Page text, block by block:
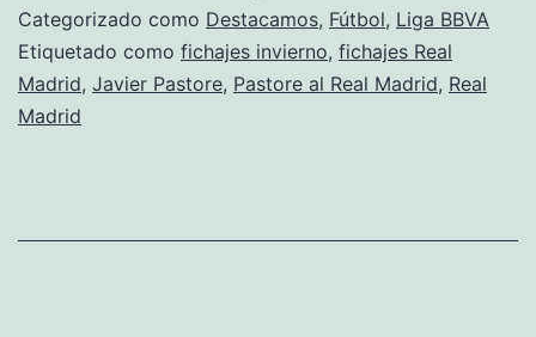
Categorizado como Destacamos, Fútbol, Liga BBVA
Etiquetado como fichajes invierno, fichajes Real
Madrid, Javier Pastore, Pastore al Real Madrid, Real
Madrid